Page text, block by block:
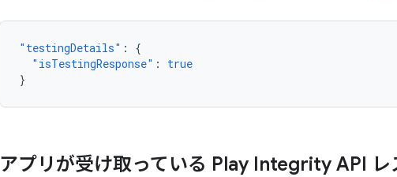
"testingDetails" :
{
"isTestingResponse" :
true
}
アプリが受け取っている Play Integrity API レ